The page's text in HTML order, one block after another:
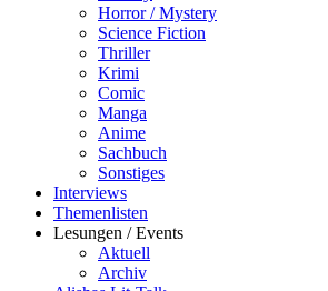
Horror / Mystery
Science Fiction
Thriller
Krimi
Comic
Manga
Anime
Sachbuch
Sonstiges
Interviews
Themenlisten
Lesungen / Events
Aktuell
Archiv